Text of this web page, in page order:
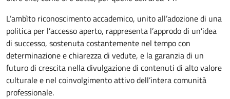
L’ambìto riconoscimento accademico, unito all’adozione di una
politica per l’accesso aperto, rappresenta l’approdo di un’idea
di successo, sostenuta costantemente nel tempo con
determinazione e chiarezza di vedute, e la garanzia di un
futuro di crescita nella divulgazione di contenuti di alto valore
culturale e nel coinvolgimento attivo dell’intera comunità
professionale.